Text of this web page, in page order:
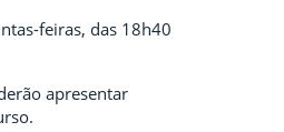
feiras, das 18h40
apresentar